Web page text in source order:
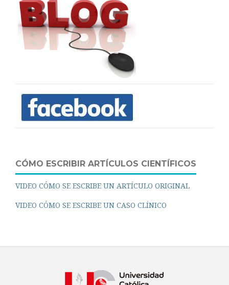
CÓMO ESCRIBIR ARTÍCULOS CIENTÍFICOS
VIDEO CÓMO SE ESCRIBE UN ARTÍCULO ORIGINAL
VIDEO CÓMO SE ESCRIBE UN CASO CLÍNICO